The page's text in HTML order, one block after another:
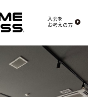
入会を
お考えの方